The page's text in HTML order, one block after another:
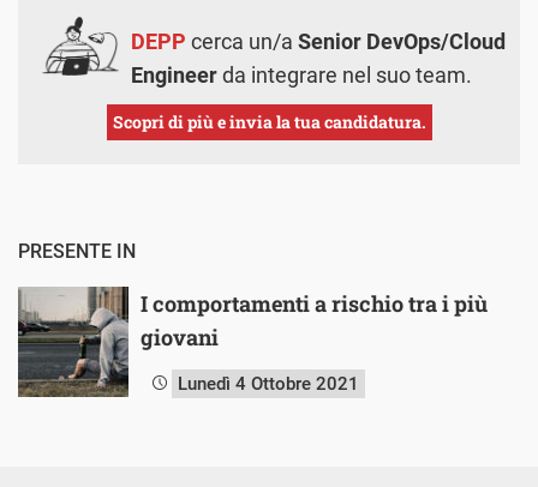
DEPP cerca un/a Senior DevOps/Cloud
Engineerda integrare nel suo team.
Scopri di più e invia la tua candidatura.
PRESENTE IN
I comportamenti a rischio tra i più
giovani
Lunedì 4 Ottobre 2021